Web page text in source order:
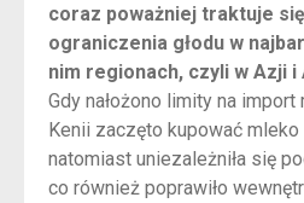
coraz poważniej traktuje
ograniczenia głodu w
nim regionach, czyli w Azji
Gdy nałożono limity na import
Kenii zaczęto kupować mleko
natomiast uniezależniła się
co również poprawiło